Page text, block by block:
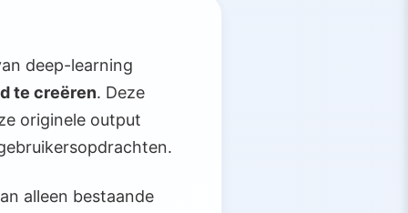
deep-learning
te creëren. Deze
originele output
alleen bestaande